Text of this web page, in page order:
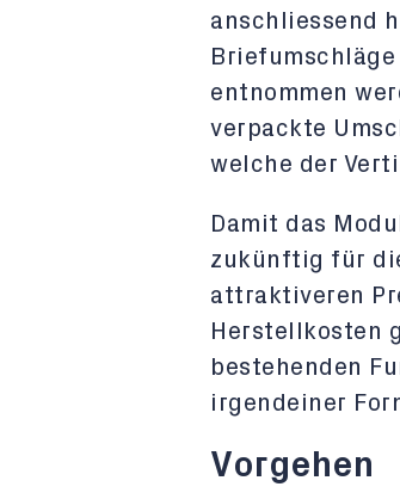
anschliessend
entnommen
verpackte
welche der
Damit das
zukünftig für
attraktiveren
Herstellkosten
bestehenden
irgendeiner
Vorgehen